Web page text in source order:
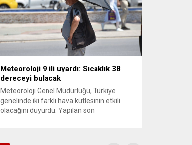
adresi olun. Türkiye’yi...
Meteoroloji 9 ili uyardı: Sıcaklık 38
dereceyi bulacak
Meteoroloji Genel Müdürlüğü, Türkiye
genelinde iki farklı hava kütlesinin etkili
olacağını duyurdu. Yapılan son